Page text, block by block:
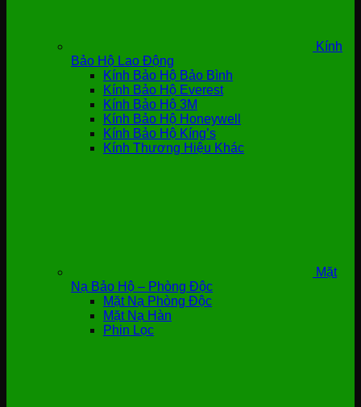
Kính
Bảo Hộ Lao Động
Kính Bảo Hộ Bảo Bình
Kính Bảo Hộ Everest
Kính Bảo Hộ 3M
Kính Bảo Hộ Honeywell
Kính Bảo Hộ Kíng’s
Kính Thương Hiệu Khác
Mặt
Nạ Bảo Hộ – Phòng Độc
Mặt Nạ Phòng Độc
Mặt Nạ Hàn
Phin Lọc